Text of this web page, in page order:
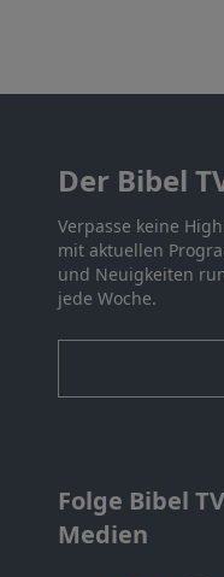
Der Bibel
Verpasse keine
mit aktuellen
und Neuigkeiten
jede Woche.
Folge Bibel
Medien